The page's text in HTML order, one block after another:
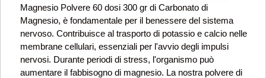
Magnesio Polvere 60 dosi 300 gr di Carbonato di
Magnesio, è fondamentale per il benessere del sistema
nervoso. Contribuisce al trasporto di potassio e calcio nelle
membrane cellulari, essenziali per l'avvio degli impulsi
nervosi. Durante periodi di stress, l'organismo può
aumentare il fabbisogno di magnesio. La nostra polvere di